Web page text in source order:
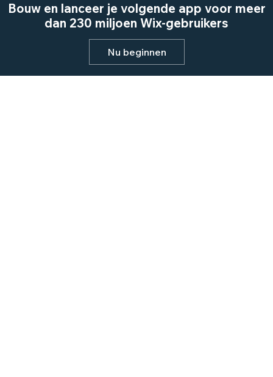
Bouw en lanceer je volgende app voor meer
dan 230 miljoen Wix-gebruikers
Nu beginnen